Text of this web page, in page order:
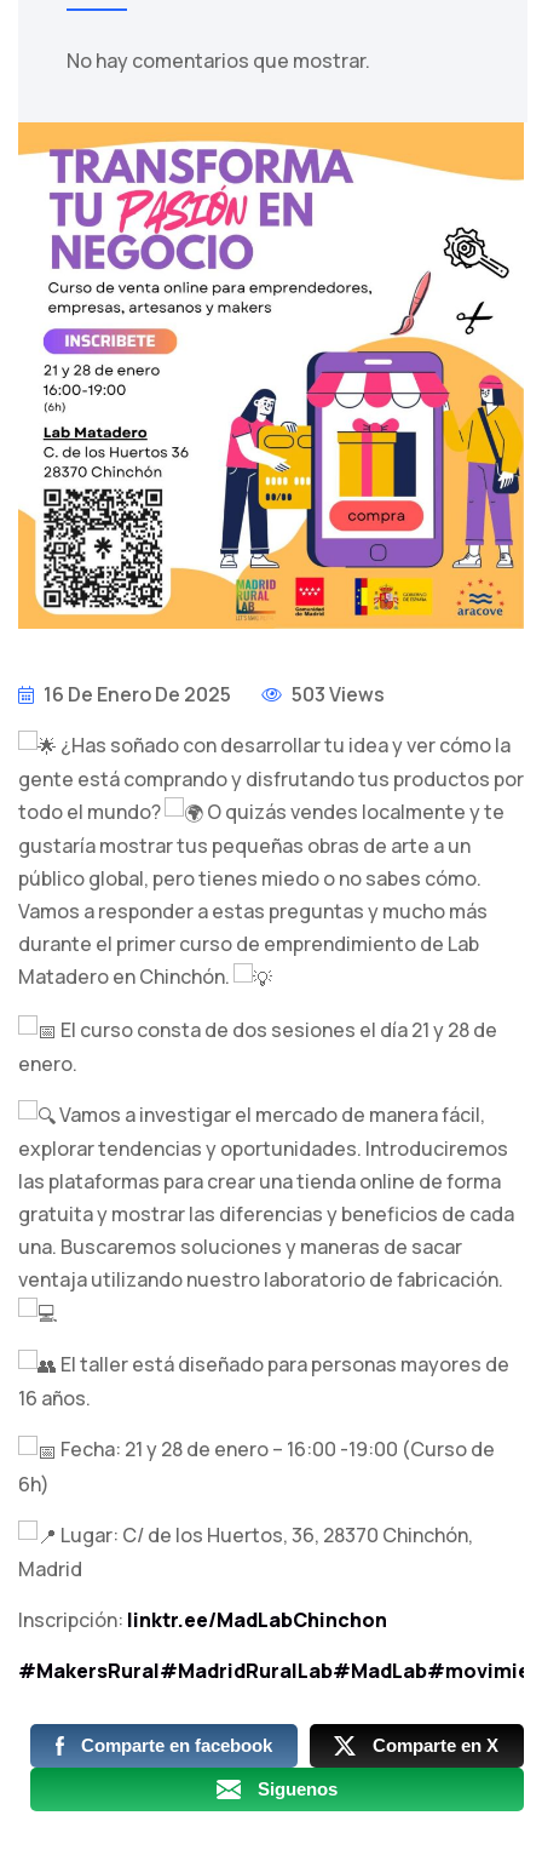
16 De Enero De 2025
503 Views
¿Has soñado con desarrollar tu idea y ver cómo la
gente está comprando y disfrutando tus productos por
todo el mundo?
O quizás vendes localmente y te
gustaría mostrar tus pequeñas obras de arte a un
público global, pero tienes miedo o no sabes cómo.
Vamos a responder a estas preguntas y mucho más
durante el primer curso de emprendimiento de Lab
Matadero en Chinchón.
El curso consta de dos sesiones el día 21 y 28 de
enero.
Vamos a investigar el mercado de manerafácil,
explorar tendencias y oportunidades. Introduciremos
las plataformas para crear una tienda online de forma
gratuita y mostrar las diferencias y beneficios de cada
una. Buscaremos soluciones y maneras de sacar
ventaja utilizando nuestro laboratorio de fabricación.
El taller está diseñado para personas mayores de
16 años.
Fecha: 21 y 28 de enero – 16:00 -19:00 (Curso de
6h)
Lugar: C/ de los Huertos, 36, 28370 Chinchón,
Madrid
Inscripción: linktr.ee/MadLabChinchon
#MakersRural#MadridRuralLab#MadLab
Comparte en facebook Comparte en X
Siguenos
No hay comentarios que mostrar.